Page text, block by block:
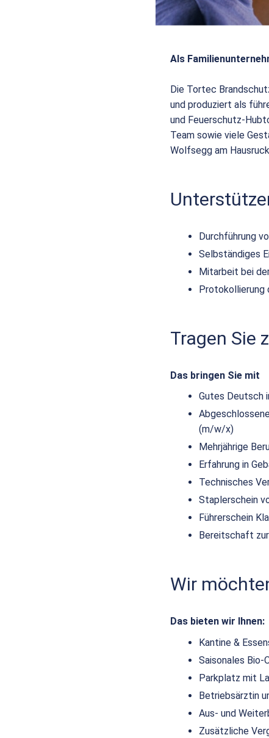
Als
Die Tortec
und produziert als
und Feuerschutz-
Team sowie viele
Wolfsegg am
Durchführung
Selbständiges
Mitarbeit bei
Protokollierung
Tragen Sie
Das bringen Sie mit
Gutes Deutsch
(m/w/x)
Mehrjährige
Erfahrung in
Technisches
Staplerschein
Führerschein
Bereitschaft
Wir
Das bieten wir Ihnen:
Kantine &
Saisonales Bio-
Parkplatz mit
Betriebsärztin
Aus- und
Zusätzliche